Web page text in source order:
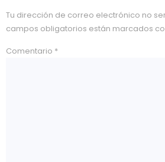
Tu dirección de correo electrónico no
campos obligatorios están marcados
Comentario *